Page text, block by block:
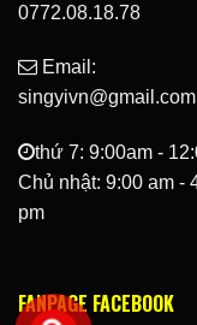
0772.08.18.78
Email:
singyivn@gmail.com
thứ 7: 9:00am -
Chủ nhật: 9:00 am -
pm
FANPAGE FACEBOOK